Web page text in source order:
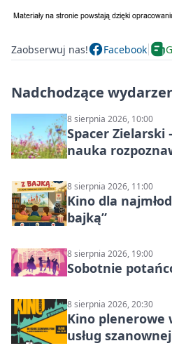
Zaobserwuj nas! Facebook
Nadchodzące
8 sierpnia 2026, 10:00
Spacer Zielarski
nauka
8 sierpnia 2026, 11:00
Kino dla
bajką”
8 sierpnia 2026, 19:00
Sobotnie
8 sierpnia 2026, 20:30
Kino plenerowe
usług